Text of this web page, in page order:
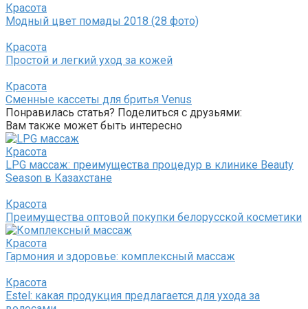
Красота
Модный цвет помады 2018 (28 фото)
Красота
Простой и легкий уход за кожей
Красота
Сменные кассеты для бритья Venus
Понравилась статья? Поделиться с друзьями:
Вам также может быть интересно
Красота
LPG массаж: преимущества процедур в клинике Beauty
Season в Казахстане
Красота
Преимущества оптовой покупки белорусской косметики
Красота
Гармония и здоровье: комплексный массаж
Красота
Estel: какая продукция предлагается для ухода за